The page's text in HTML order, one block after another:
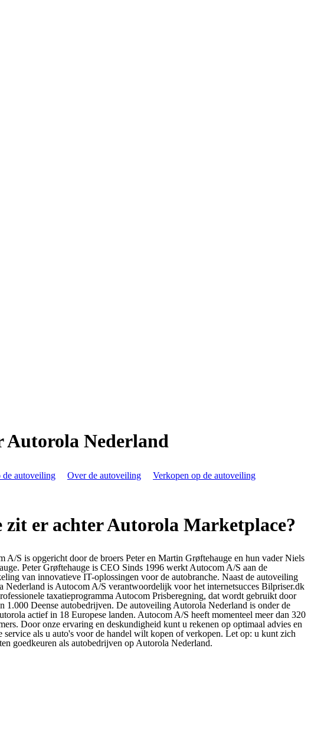
Autorola Nederland
de autoveiling Over de autoveiling Verkopen op de autoveiling
zit er achter Autorola Marketplace?
A/S is opgericht door de broers Peter en Martin Grøftehauge en hun vader Niels
Peter Grøftehauge is CEO Sinds 1996 werkt Autocom A/S aan de
van innovatieve IT-oplossingen voor de autobranche. Naast de autoveiling
Nederland is Autocom A/S verantwoordelijk voor het internetsucces Bilpriser.dk
taxatieprogramma Autocom Prisberegning, dat wordt gebruikt door
1.000 Deense autobedrijven. De autoveiling Autorola Nederland is onder de
actief in 18 Europese landen. Autocom A/S heeft momenteel meer dan 320
Door onze ervaring en deskundigheid kunt u rekenen op optimaal advies en
service als u auto's voor de handel wilt kopen of verkopen. Let op: u kunt zich
goedkeuren als autobedrijven op Autorola Nederland.